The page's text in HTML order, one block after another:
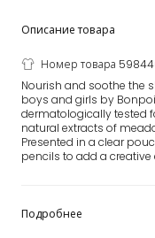
Описание товара
Номер товара
Nourish and soothe the
boys and girls by
dermatologically tested
natural extracts of
Presented in a clear
pencils to add a
Подробнее